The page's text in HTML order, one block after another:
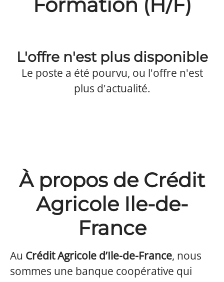
L'offre n'est plus disponible
Le poste a été pourvu, ou l'offre n'est
plus d'actualité.
À propos de Crédit
Agricole Ile-de-
France
Au Crédit Agricole d’Ile-de-France, nous
sommes une banque coopérative qui